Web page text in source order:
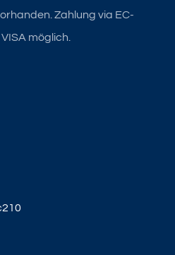
Zahlung via EC-
möglich.